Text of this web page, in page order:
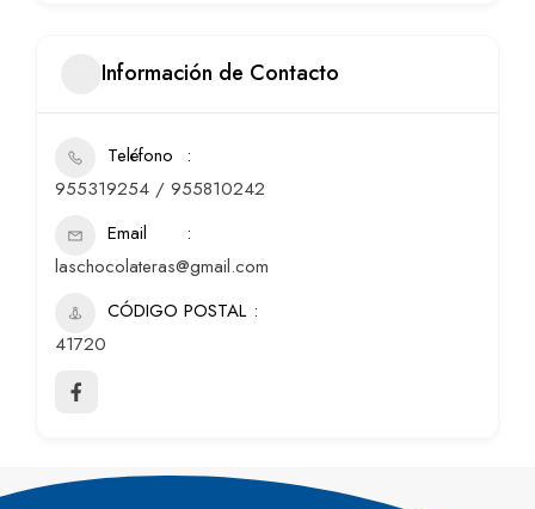
Información de Contacto
Teléfono
955319254 / 955810242
Email
laschocolateras@gmail.com
CÓDIGO POSTAL
41720